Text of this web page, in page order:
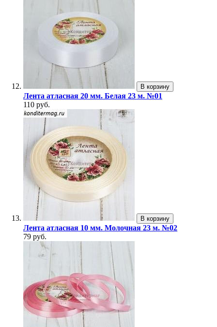
В корзину
Лента атласная 20 мм. Белая 23 м. №01
110 руб.
В корзину
Лента атласная 10 мм. Молочная 23 м. №02
79 руб.